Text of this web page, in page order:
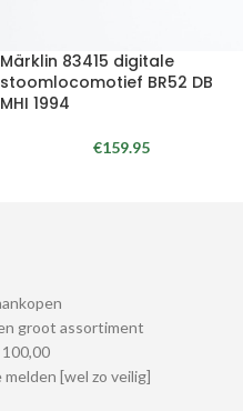
Märklin 83415 digitale
stoomlocomotief BR52 DB
MHI 1994
€159.95
groot assortiment
[wel zo veilig]